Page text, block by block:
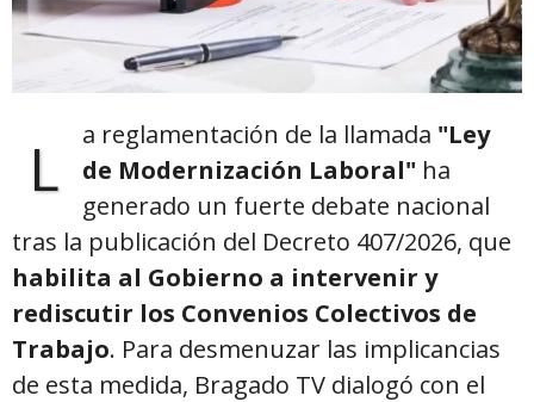
L a reglamentación de la llamada "Ley
de Modernización Laboral" ha
generado un fuerte debate nacional
tras la publicación del Decreto 407/2026, que
habilita al Gobierno a intervenir y
rediscutir los Convenios Colectivos de
Trabajo. Para desmenuzar las implicancias
de esta medida, Bragado TV dialogó con el